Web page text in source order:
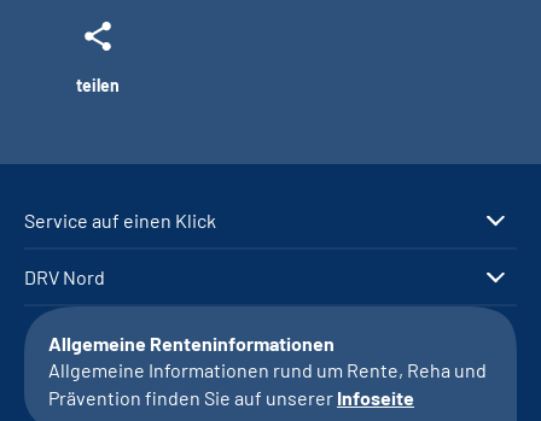
teilen
Service auf einen Klick
DRV Nord
Allgemeine Renteninformationen
Allgemeine Informationen rund um Rente, Reha und
Prävention finden Sie auf unserer Infoseite